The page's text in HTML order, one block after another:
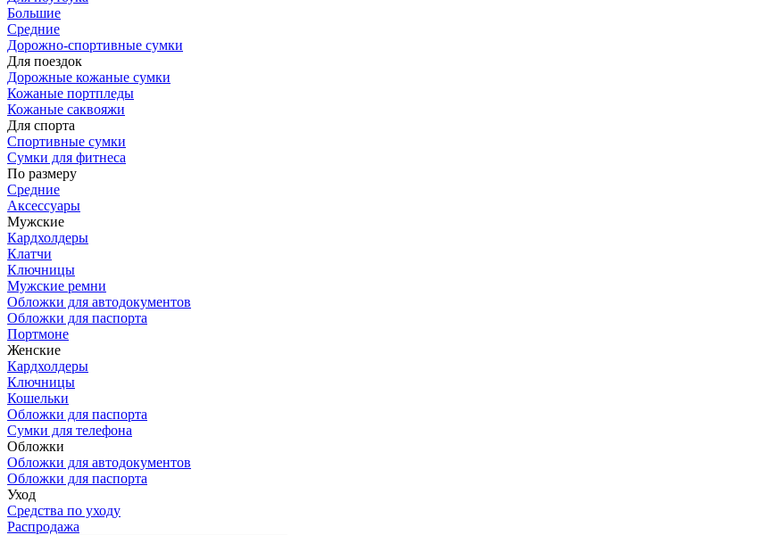
Большие
Средние
Дорожно-спортивные сумки
Для поездок
Дорожные кожаные сумки
Кожаные портпледы
Кожаные саквояжи
Для спорта
Спортивные сумки
Сумки для фитнеса
По размеру
Средние
Аксессуары
Мужские
Кардхолдеры
Клатчи
Ключницы
Мужские ремни
Обложки для автодокументов
Обложки для паспорта
Портмоне
Женские
Кардхолдеры
Ключницы
Кошельки
Обложки для паспорта
Сумки для телефона
Обложки
Обложки для автодокументов
Обложки для паспорта
Уход
Средства по уходу
Распродажа